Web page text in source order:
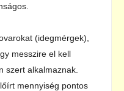
(idegmérgek),
messzire el kell
szert alkalmaznak.
mennyiség pontos